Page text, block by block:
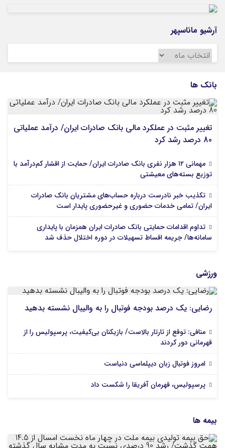
آرشیو ماناسپهر
آرشیو
ماناسپهر
بانک ها
تغییر مثبت در عملکرد مالی بانک صادرات ایران/ درآمد عملیاتی
80 درصد رشد کرد
مهمانی ۱۲ هزار نفری بانک صادرات ایران/ حمایت از اقشار کم‌درآمد با
توزیع بسته‌های معیشتی
تکذیب خبر نادرست درباره حساب‌های مشتریان بانک صادرات
ایران/ تمامی خدمات حضوری و غیرحضوری پایدار است
تداوم اقدامات حمایتی بانک صادرات ایران همزمان با پایداری
سامانه‌ها/ جریمه اقساط تسهیلات در دوره اختلال حذف شد
ورزشی
رضایی: یک درصد بودجه فوتبال را به والیبال نشسته بدهید
منافی: توقع از تارتار بالاست/ بازیکنان بی‌کیفیت، پرسپولیس را از
قهرمانی دور کردند
امروز فوتبال زبان دیپلماسی دنیاست
پرسپولیس، قهرمان آفریقا را شکست داد
بیمه ها